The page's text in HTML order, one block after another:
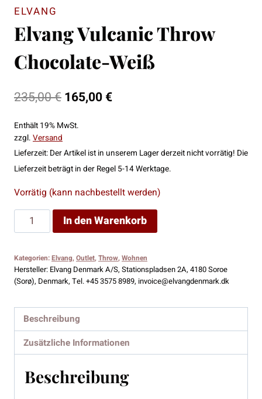
ELVANG
Elvang Vulcanic Throw
Chocolate-Weiß
235,00€Ursprünglicher
235,00 €
165,00€Aktueller
165,00 €.
Enthält 19% MwSt.
zzgl. Versand
Lieferzeit: Der Artikel ist in unserem Lager derzeit nicht vorrätig! Die
Lieferzeit beträgt in der Regel 5-14 Werktage.
Vorrätig (kann nachbestellt werden)
Elvang
Vulcanic
Chocolate-
Weiß
In den Warenkorb
Kategorien:Elvang,Outlet,Throw,Wohnen
Hersteller: Elvang Denmark A/S, Stationspladsen 2A, 4180 Soroe
(Sorø), Denmark, Tel. +45 3575 8989, invoice@elvangdenmark.dk
Beschreibung
Zusätzliche Informationen
Beschreibung